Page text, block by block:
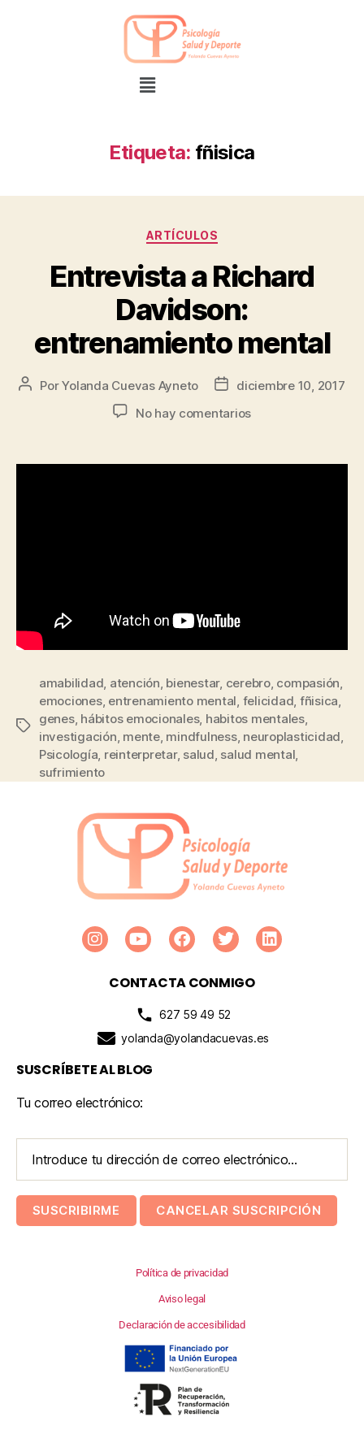
Etiqueta: fñisica
ARTÍCULOS
Entrevista a Richard
Davidson:
entrenamiento mental
PorYolanda Cuevas Ayneto
diciembre 10, 2017
No hay comentarios
amabilidad, atención, bienestar, cerebro, compasión,
emociones, entrenamiento mental, felicidad, fñisica,
genes, hábitos emocionales, habitos mentales,
investigación, mente, mindfulness, neuroplasticidad,
Psicología, reinterpretar, salud, salud mental,
sufrimiento
CONTACTA CONMIGO
627 59 49 52
yolanda@yolandacuevas.es
SUSCRÍBETE AL BLOG
Tu correo electrónico:
Política de privacidad
Aviso legal
Declaración de accesibilidad